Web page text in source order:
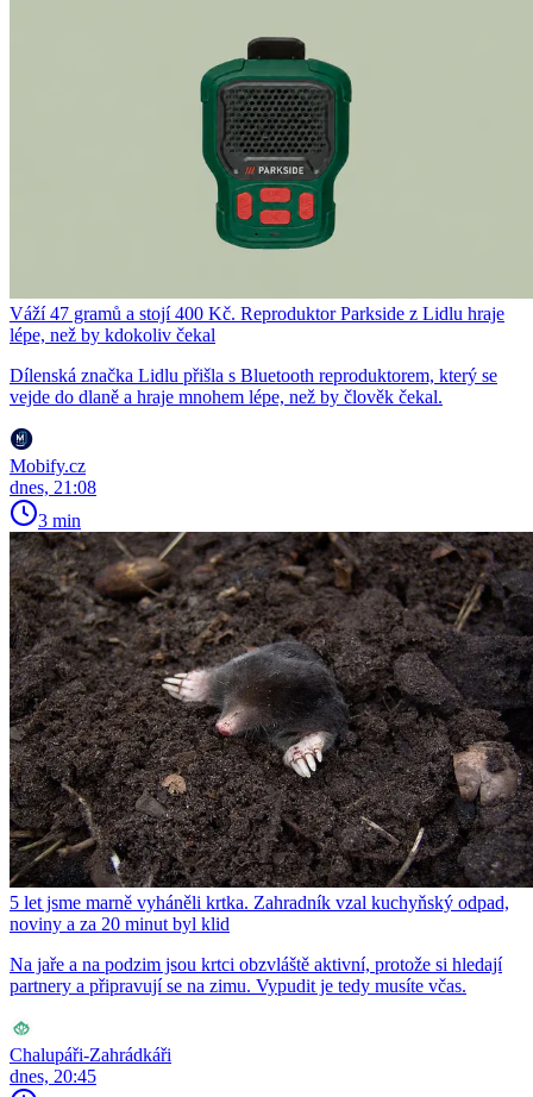
Váží 47 gramů a stojí 400 Kč. Reproduktor Parkside z Lidlu hraje
lépe, než by kdokoliv čekal
Dílenská značka Lidlu přišla s Bluetooth reproduktorem, který se
vejde do dlaně a hraje mnohem lépe, než by člověk čekal.
Mobify.cz
dnes, 21:08
3 min
5 let jsme marně vyháněli krtka. Zahradník vzal kuchyňský odpad,
noviny a za 20 minut byl klid
Na jaře a na podzim jsou krtci obzvláště aktivní, protože si hledají
partnery a připravují se na zimu. Vypudit je tedy musíte včas.
Chalupáři-Zahrádkáři
dnes, 20:45